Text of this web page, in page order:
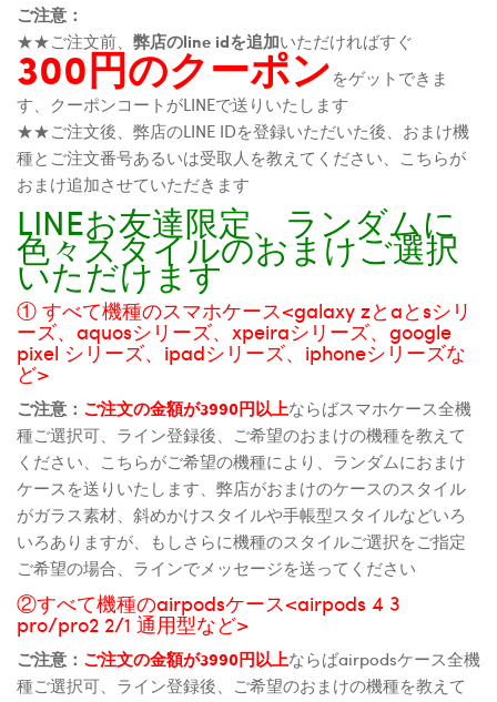
ご注意：
★★ご注文前、 弊店のline idを追加いただければすぐ
300円のクーポンをゲットできま
す、クーポンコートがLINEで送りいたします
★★ご注文後、弊店のLINE IDを登録いただいた後、おまけ機
種とご注文番号あるいは受取人を教えてください、こちらが
おまけ追加させていただきます
LINEお友達限定、ランダムに
色々スタイルのおまけご選択
いただけます
① すべて機種のスマホケース<galaxy zとaとsシリ
ーズ、aquosシリーズ、xpeiraシリーズ、google
pixel シリーズ、ipadシリーズ、iphoneシリーズな
ど>
ご注意： ご注文の金額が3990円以上ならばスマホケース全機
種ご選択可、ライン登録後、ご希望のおまけの機種を教えて
ください、こちらがご希望の機種により、ランダムにおまけ
ケースを送りいたします、弊店がおまけのケースのスタイル
がガラス素材、斜めかけスタイルや手帳型スタイルなどいろ
いろありますが、もしさらに機種のスタイルご選択をご指定
ご希望の場合、ラインでメッセージを送ってください
②すべて機種のairpodsケース<airpods 4 3
pro/pro2 2/1 通用型など>
ご注意： ご注文の金額が3990円以上ならばairpodsケース全機
種ご選択可、ライン登録後、ご希望のおまけの機種を教えて